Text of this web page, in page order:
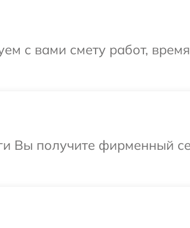
с вами смету работ,
Вы получите фирменный